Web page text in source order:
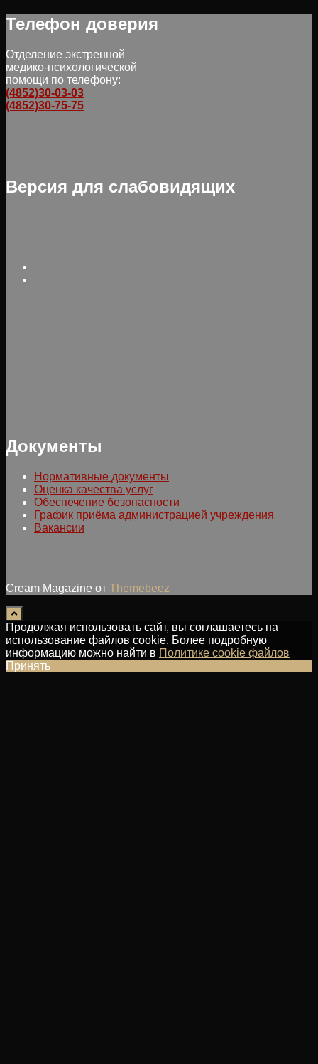
Телефон доверия
Отделение экстренной
медико-психологической
помощи по телефону:
(4852)30-03-03
(4852)30-75-75
Версия для слабовидящих
Документы
Нормативные документы
Оценка качества услуг
Обеспечение безопасности
График приёма администрацией учреждения
Вакансии
Cream Magazine от Themebeez
Продолжая использовать сайт, вы соглашаетесь на
использование файлов cookie. Более подробную
информацию можно найти в Политике cookie файлов
Принять